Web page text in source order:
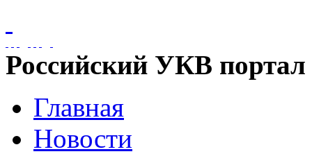
Российский УКВ портал
Главная
Новости